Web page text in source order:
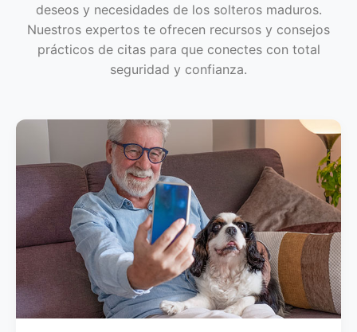
deseos y necesidades de los solteros maduros.
Nuestros expertos te ofrecen recursos y consejos
prácticos de citas para que conectes con total
seguridad y confianza.